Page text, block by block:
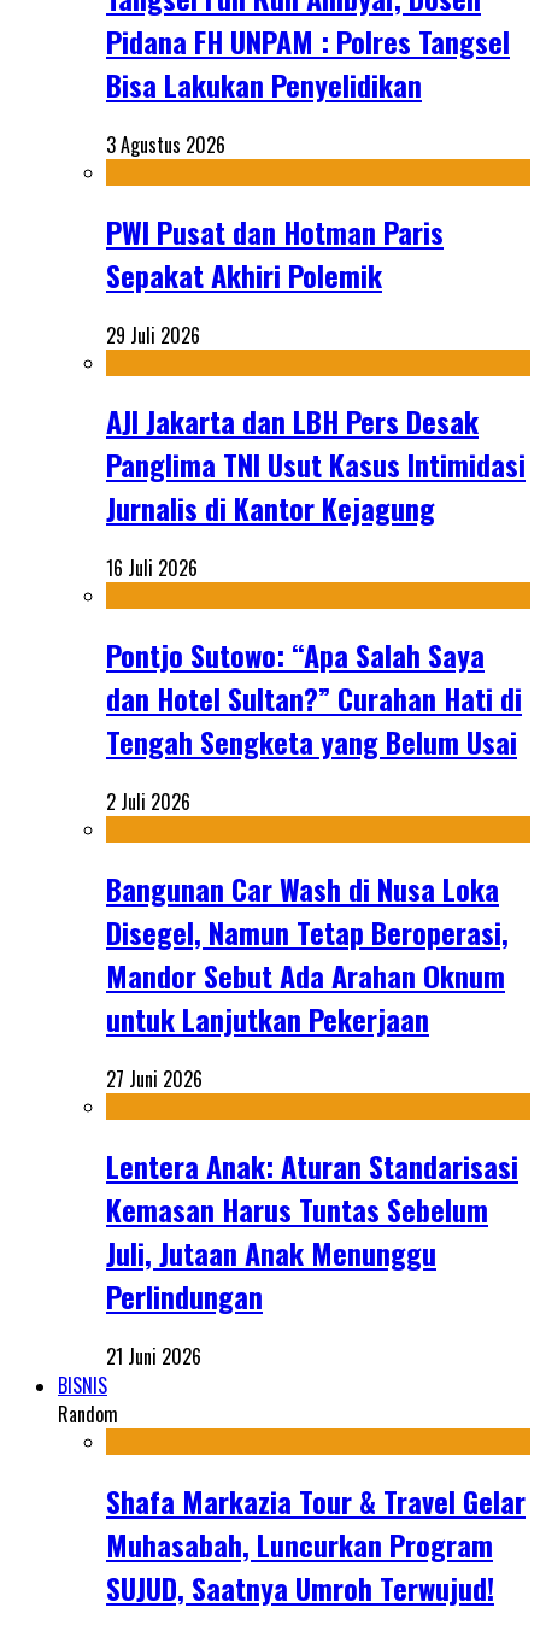
Pidana FH UNPAM : Polres Tangsel
Bisa Lakukan Penyelidikan
3 Agustus 2026
PWI Pusat dan Hotman Paris
Sepakat Akhiri Polemik
29 Juli 2026
AJI Jakarta dan LBH Pers Desak
Panglima TNI Usut Kasus Intimidasi
Jurnalis di Kantor Kejagung
16 Juli 2026
Pontjo Sutowo: “Apa Salah Saya
dan Hotel Sultan?” Curahan Hati di
Tengah Sengketa yang Belum Usai
2 Juli 2026
Bangunan Car Wash di Nusa Loka
Disegel, Namun Tetap Beroperasi,
Mandor Sebut Ada Arahan Oknum
untuk Lanjutkan Pekerjaan
27 Juni 2026
Lentera Anak: Aturan Standarisasi
Kemasan Harus Tuntas Sebelum
Juli, Jutaan Anak Menunggu
Perlindungan
21 Juni 2026
BISNIS
Random
Shafa Markazia Tour & Travel Gelar
Muhasabah, Luncurkan Program
SUJUD, Saatnya Umroh Terwujud!